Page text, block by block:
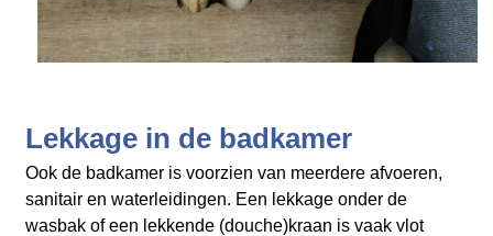
Lekkage in de badkamer
Ook de badkamer is voorzien van meerdere afvoeren,
sanitair en waterleidingen. Een lekkage onder de
wasbak of een lekkende (douche)kraan is vaak vlot